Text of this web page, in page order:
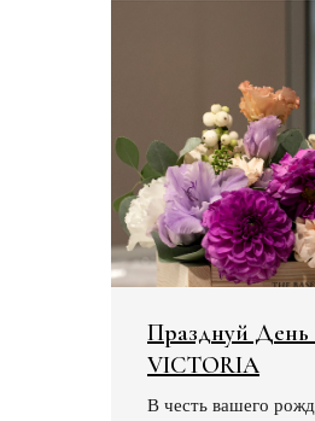
Празднуй
VICTORIA
В честь вашего